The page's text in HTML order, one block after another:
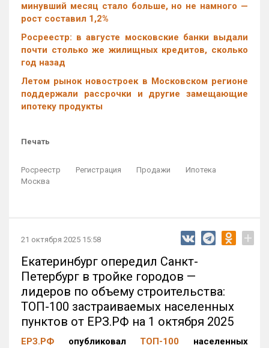
минувший месяц стало больше, но не намного —
рост составил 1,2%
Росреестр: в августе московские банки выдали
почти столько же жилищных кредитов, сколько
год назад
Летом рынок новостроек в Московском регионе
поддержали рассрочки и другие замещающие
ипотеку продукты
Печать
Росреестр Регистрация Продажи
Ипотека
Москва
21 октября 2025 15:58 +
Екатеринбург опередил Санкт-
Петербург в тройке городов —
лидеров по объему строительства:
ТОП-100 застраиваемых населенных
пунктов от ЕРЗ.РФ на 1 октября 2025
ЕРЗ.РФ опубликовал ТОП-100 населенных